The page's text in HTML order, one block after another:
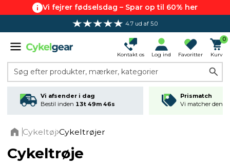
Vi fejrer fødselsdag – Spar op til 60% her
4.7 ud af 5.0
Kontakt os Log ind Favoritter
0
Kurv
Søg efter produkter, mærker, kategorier
Vi afsender i dag
Bestil inden 13t 49m 45s
Prismatch
Vi matcher den
Cykeltøj Cykeltrøjer
Cykeltrøje